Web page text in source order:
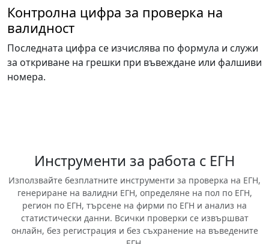
Контролна цифра за проверка на
валидност
Последната цифра се изчислява по формула и служи
за откриване на грешки при въвеждане или фалшиви
номера.
Инструменти за работа с ЕГН
Използвайте безплатните инструменти за проверка на ЕГН,
генериране на валидни ЕГН, определяне на пол по ЕГН,
регион по ЕГН, търсене на фирми по ЕГН и анализ на
статистически данни. Всички проверки се извършват
онлайн, без регистрация и без съхранение на въведените